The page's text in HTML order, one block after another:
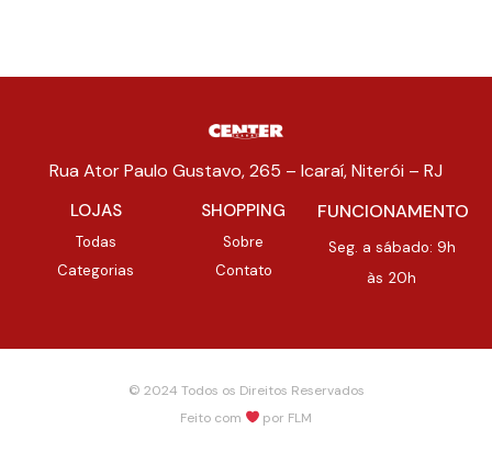
Rua Ator Paulo Gustavo, 265 – Icaraí, Niterói – RJ
LOJAS
Todas
Categorias
SHOPPING
Sobre
Contato
FUNCIONAMENTO
Seg. a sábado: 9h
às 20h
© 2024 Todos os Direitos Reservados
Feito com
por FLM